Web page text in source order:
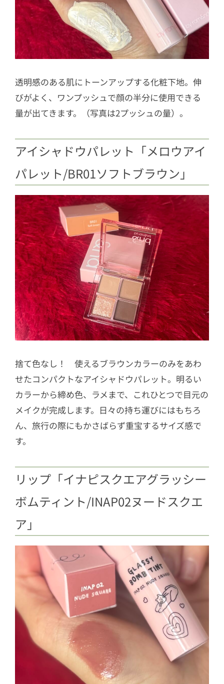
透明感のある肌にトーンアップする化粧下地。伸
びがよく、ワンプッシュで顔の半分に使用できる
量が出てきます。（写真は2プッシュの量）。
アイシャドウパレット「メロウアイ
パレット/BR01ソフトブラウン」
捨て色なし！ 使えるブラウンカラーのみをあわ
せたコンパクトなアイシャドウパレット。明るい
カラーから締め色、ラメまで、これひとつで目元の
メイクが完成します。日々の持ち運びにはもちろ
ん、旅行の際にもかさばらず重宝するサイズ感で
す。
リップ「イナピスクエアグラッシー
ボムティント/INAP02ヌードスクエ
ア」